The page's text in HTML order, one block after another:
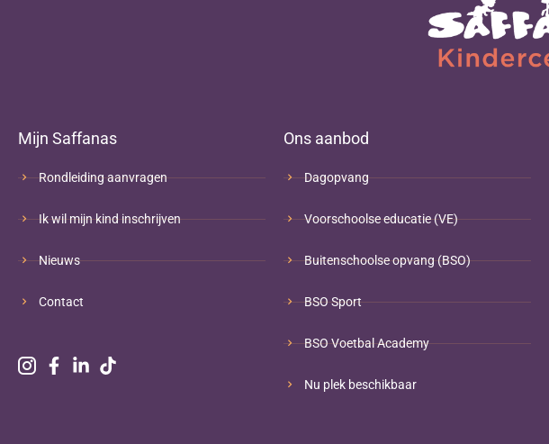
Mijn Saffanas
Rondleiding aanvragen
Ik wil mijn kind inschrijven
Nieuws
Contact
Ons aanbod
Dagopvang
Voorschoolse educatie (VE)
Buitenschoolse opvang (BSO)
BSO Sport
BSO Voetbal Academy
Nu plek beschikbaar